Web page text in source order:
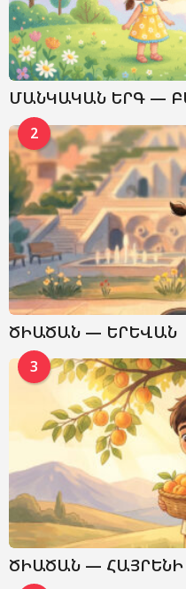
ՄԱՆԿԱԿԱՆ ԵՐԳ —
2
ԾԻԱԾԱՆ — ԵՐԵՎԱՆ
3
ԾԻԱԾԱՆ — ՀԱՅՐԵՆԻ